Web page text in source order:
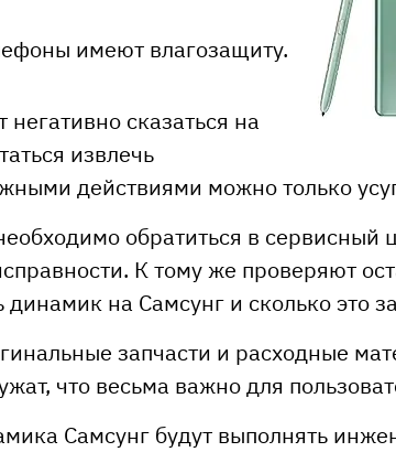
имеют влагозащиту.
сказаться на
извлечь
действиями можно только
обратиться в сервисный
К тому же проверяют
динамик на Самсунг и сколько это
запчасти и расходные
что весьма важно для
Самсунг будут выполнять